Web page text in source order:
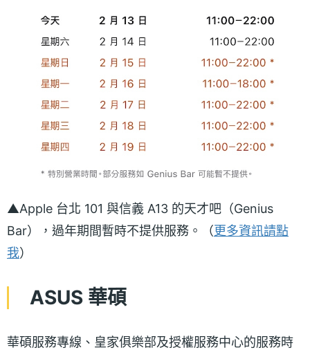
▲Apple 台北 101 與信義 A13 的天才吧（Genius
Bar），過年期間暫時不提供服務。（更多資訊請點
我）
ASUS 華碩
華碩服務專線、皇家俱樂部及授權服務中心的服務時